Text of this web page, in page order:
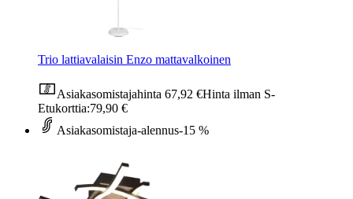
Trio lattiavalaisin Enzo mattavalkoinen
Asiakasomistajahinta 67,92 €Hinta ilman S-
Etukorttia:79,90 €
Asiakasomistaja-alennus-15 %